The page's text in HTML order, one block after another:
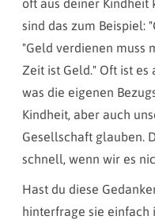
oft aus deiner Kindheit
sind das zum Beispiel:
"Geld verdienen muss
Zeit ist Geld." Oft ist
was die eigenen
Kindheit, aber auch
Gesellschaft glauben.
schnell, wenn wir es
Hast du diese
hinterfrage sie einfach